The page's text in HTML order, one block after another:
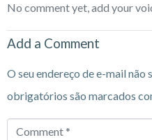
No comment yet, add your
Add a Comment
O seu endereço de e-mail não
obrigatórios são marcados
Comment